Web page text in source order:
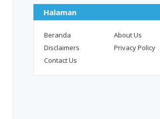
Halaman
Beranda
About Us
Disclaimers
Privacy Policy
Contact Us